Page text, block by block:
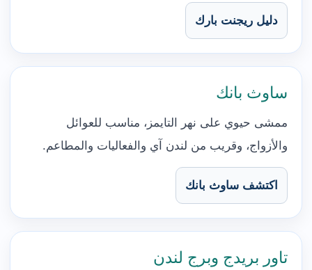
دليل ريجنت بارك
ساوث بانك
ممشى حيوي على نهر التايمز، مناسب للعوائل
والأزواج، وقريب من لندن آي والفعاليات والمطاعم.
اكتشف ساوث بانك
تاور بريدج وبرج لندن